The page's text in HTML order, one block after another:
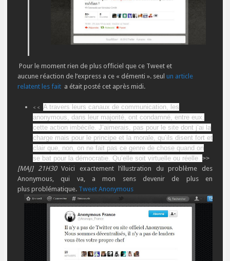
Pour le moment rien de plus officiel que ce Tweet et
aucune réaction de l’express a ce « démenti ». seul un article
relatent les fait a était posté cet après midi.
<< A travers leurs canaux de communication, les
anonymous, dans leur majorité, ont condamné, entre eux,
cette action imbécile. J’aimerais, pas pour le site dont j’ai la
charge mais pour le principe et la morale, qu’ils disent fort et
clair que, non, on ne fait pas ce genre de chose quand on
se bat pour la démocratie. Qu’elle soit virtuelle ou réelle. >>
[MAJ] 21H30 Voici exactement l’illustration duproblème des
Anonymous, qui va, a mon sens devenir de plus en
plus problématique. Tweet Anonymous